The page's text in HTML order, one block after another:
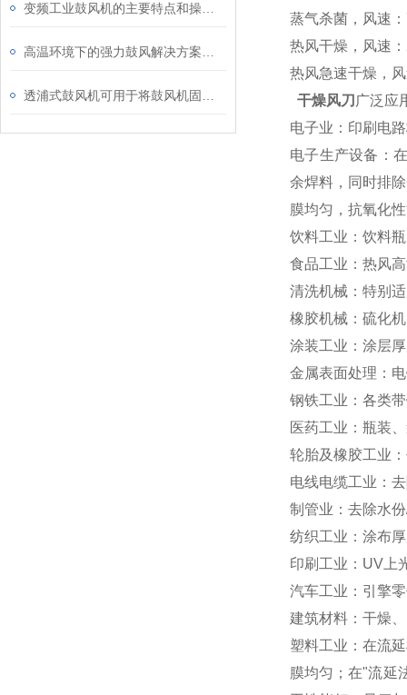
蒸气杀菌，风速
热风干燥，风速
热风急速干燥，
干燥风刀 广泛应
电子业：印刷电
电子生产设备：
余焊料，同时排
膜均匀，抗氧化
饮料工业：饮料
食品工业：热风
清洗机械：特别
橡胶机械：硫化
涂装工业：涂层
金属表面处理：
钢铁工业：各类
医药工业：瓶装
轮胎及橡胶工业
电线电缆工业：
制管业：去除水
纺织工业：涂布
印刷工业：UV上
汽车工业：引擎
建筑材料：干燥
塑料工业：在流
膜均匀；在"流延